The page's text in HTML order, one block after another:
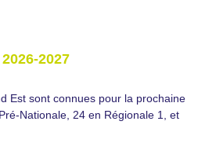
2027
Est sont connues pour la prochaine
Nationale, 24 en Régionale 1, et